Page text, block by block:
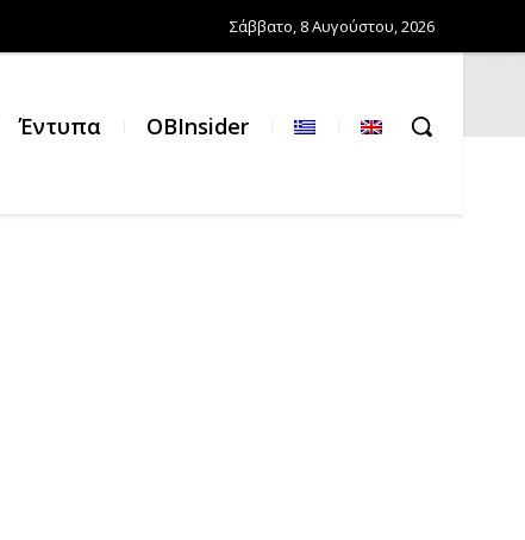
Σάββατο, 8 Αυγούστου, 2026
Έντυπα OBInsider